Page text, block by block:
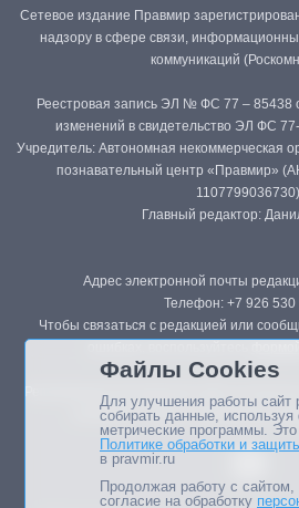
Сетевое издание Правмир
надзору в сфере связи,
коммуникаций
Реестровая запись ЭЛ № ФС 77 – 85438
изменений в свидетельство ЭЛ ФС
Учредитель: Автономная некоммерческая
познавательный центр «Правмир»
1107799036730)
Главный редактор:
Адрес электронной почты
Телефон: +7 926 530
Чтобы связаться с редакцией или
Републикация материалов сайта в
возможна только с письменного
Файлы Cookies
Для улучшения работы сайт
собирать данные,
метрические программы. Это
Политике обработки и
в pravmir.ru
Продолжая работу с
согласие на обработку